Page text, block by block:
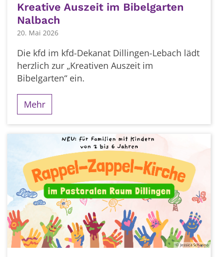
Kreative Auszeit im Bibelgarten
Nalbach
20. Mai 2026
Die kfd im kfd-Dekanat Dillingen-Lebach lädt
herzlich zur „Kreativen Auszeit im
Bibelgarten“ ein.
Mehr
© Jessica Schanno